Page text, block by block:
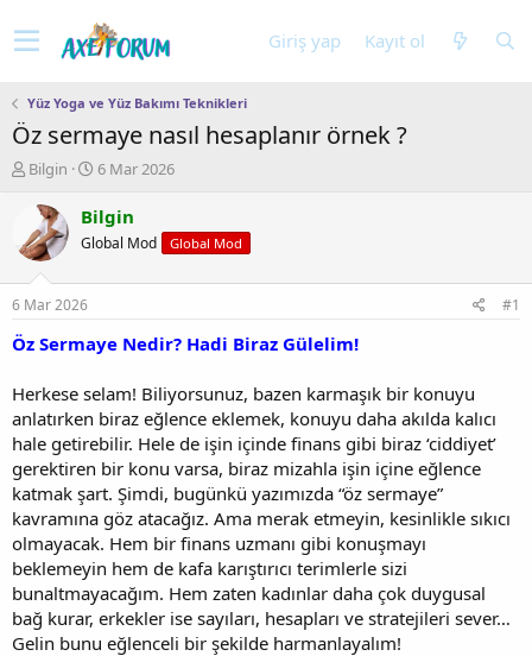
Giriş yap Kayıt ol
Yüz Yoga ve Yüz Bakımı Teknikleri
Öz sermaye nasıl hesaplanır örnek ?
K
u
y
b
a
ş
t
a
n
Bilgin
B
ş
a
ç
t
r
h
6 Mar 2026
Bilgin
Global Mod Global Mod
6 Mar 2026 #1
Öz Sermaye Nedir? Hadi Biraz Gülelim!
Herkese selam! Biliyorsunuz, bazen karmaşık bir konuyu
anlatırken biraz eğlence eklemek, konuyu daha akılda kalıcı
hale getirebilir. Hele de işin içinde finans gibi biraz ‘ciddiyet’
gerektiren bir konu varsa, biraz mizahla işin içine eğlence
katmak şart. Şimdi, bugünkü yazımızda “öz sermaye”
kavramına göz atacağız. Ama merak etmeyin, kesinlikle sıkıcı
olmayacak. Hem bir finans uzmanı gibi konuşmayı
beklemeyin hem de kafa karıştırıcı terimlerle sizi
bunaltmayacağım. Hem zaten kadınlar daha çok duygusal
bağ kurar, erkekler ise sayıları, hesapları ve stratejileri sever…
Gelin bunu eğlenceli bir şekilde harmanlayalım!